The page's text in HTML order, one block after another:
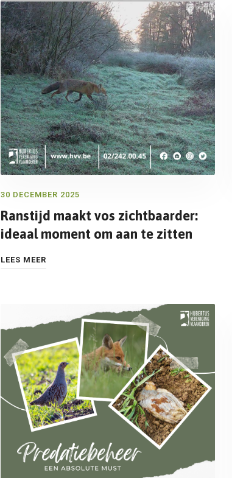
30 DECEMBER 2025
Ranstijd maakt vos zichtbaarder:
ideaal moment om aan te zitten
LEES MEER